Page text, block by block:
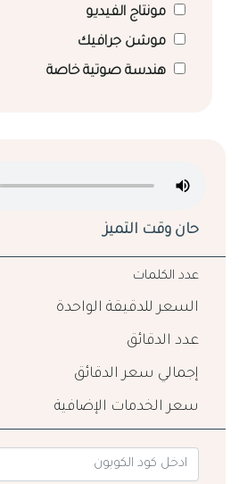
مونتاج الفيديو
موشن جرافيك
هندسة صوتية خاصة
حان وقت التميز
عدد الكلمات
السعر للدقيقة الواحدة
عدد الدقائق
إجمالي سعر الدقائق
سعر الخدمات الإضافية